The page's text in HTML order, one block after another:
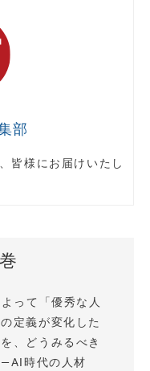
部
皆様にお届けいたし
って「優秀な人
定義が変化した
、どうみるべき
時代の人材